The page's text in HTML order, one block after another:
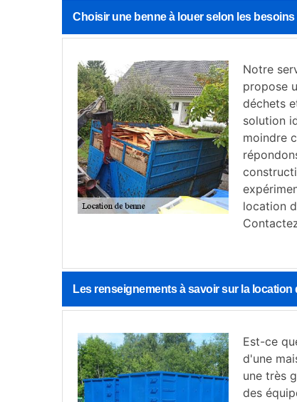
Choisir une benne à louer selon les
Notre
propose
déchets
solution
moindre
location
Les renseignements à savoir sur la
Est-ce
d'une
une très
des